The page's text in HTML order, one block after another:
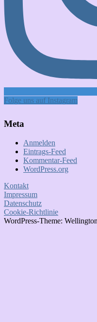
Folge uns auf Instagram
Meta
Anmelden
Eintrags-Feed
Kommentar-Feed
WordPress.org
Kontakt
Impressum
Datenschutz
Cookie-Richtlinie
WordPress-Theme: